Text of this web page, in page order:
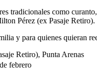
tradicionales como
Pérez (ex Pasaje Retiro).
y para quienes quieran
Retiro), Punta Arenas
febrero